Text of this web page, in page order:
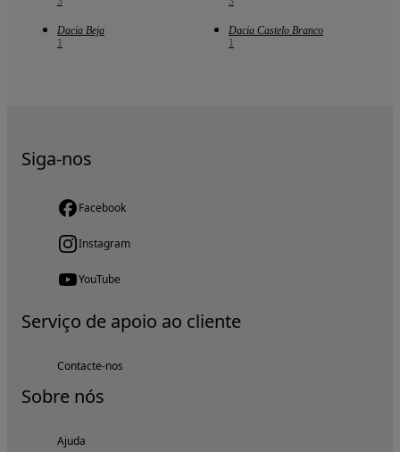
Dacia Beja
1
Dacia Castelo Branco
1
Siga-nos
Facebook
Instagram
YouTube
Serviço de apoio ao cliente
Contacte-nos
Sobre nós
Ajuda